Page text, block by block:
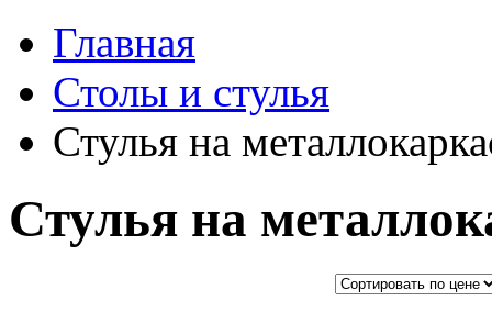
Главная
Столы и стулья
Стулья на
Стулья на